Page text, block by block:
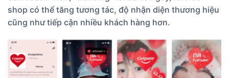
shop có thể tăng tương tác, độ nhận diện thương hiệu
cũng như tiếp cận nhiều khách hàng hơn.